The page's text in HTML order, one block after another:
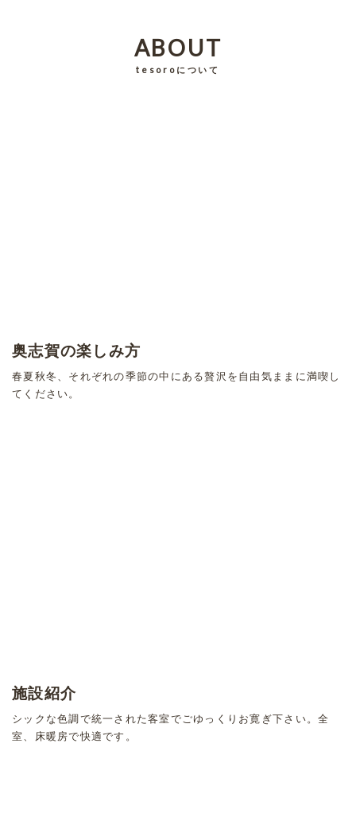
ABOUT
tesoroについて
奥志賀の楽しみ方
春夏秋冬、それぞれの季節の中にある贅沢を自由気ままに満喫し
てください。
施設紹介
シックな色調で統一された客室でごゆっくりお寛ぎ下さい。全
室、床暖房で快適です。